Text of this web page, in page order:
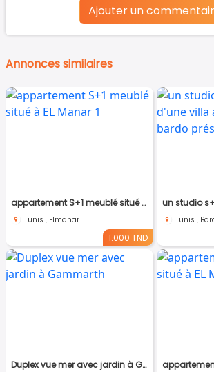
Ajouter un
Annonces similaires
appartement S+1 meublé situé à EL Manar 1
Tunis , Elmanar
1.000 TND
Tunis ,
Duplex vue mer avec jardin à Gammarth